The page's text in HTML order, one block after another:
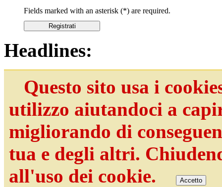
Fields marked with an asterisk (*) are required.
Registrati
Headlines:
Questo sito usa i
utilizzo aiutandoci a
migliorando di
tua e degli altri.
all'uso dei cookie.
Accetto